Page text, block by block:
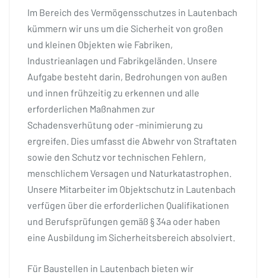
Im Bereich des Vermögensschutzes in Lautenbach
kümmern wir uns um die Sicherheit von großen
und kleinen Objekten wie Fabriken,
Industrieanlagen und Fabrikgeländen. Unsere
Aufgabe besteht darin, Bedrohungen von außen
und innen frühzeitig zu erkennen und alle
erforderlichen Maßnahmen zur
Schadensverhütung oder -minimierung zu
ergreifen. Dies umfasst die Abwehr von Straftaten
sowie den Schutz vor technischen Fehlern,
menschlichem Versagen und Naturkatastrophen.
Unsere Mitarbeiter im Objektschutz in Lautenbach
verfügen über die erforderlichen Qualifikationen
und Berufsprüfungen gemäß § 34a oder haben
eine Ausbildung im Sicherheitsbereich absolviert.
Für Baustellen in Lautenbach bieten wir